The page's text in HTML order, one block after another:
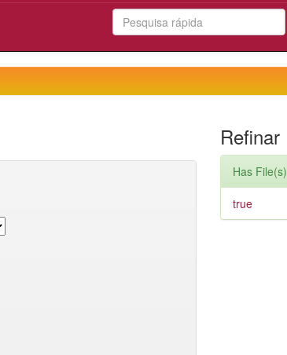
Refinar
Has File(s)
true